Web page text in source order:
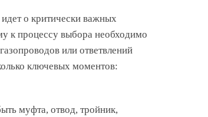
о критически важных
к процессу выбора необходимо
или ответвлений
ключевых моментов:
муфта, отвод, тройник,